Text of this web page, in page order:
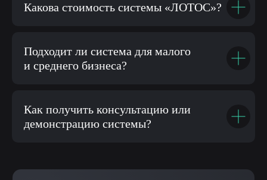
Какова стоимость системы «ЛОТОС»?
Подходит ли система для малого
и среднего бизнеса?
Как получить консультацию или
демонстрацию системы?